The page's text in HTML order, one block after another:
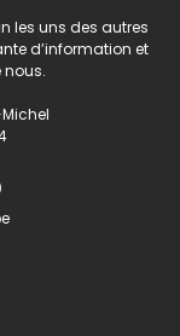
les uns des autres
d’information et
nous.